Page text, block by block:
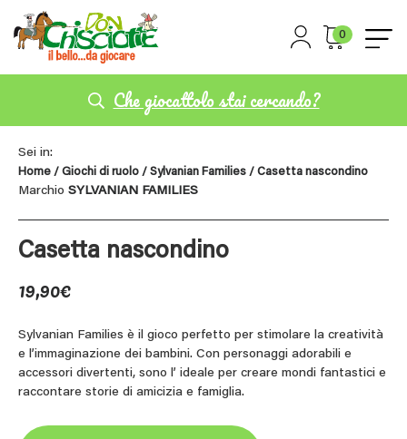
0
Che giocattolo stai cercando?
Sei in:
Home / Giochi di ruolo / Sylvanian Families / Casetta nascondino
Marchio SYLVANIAN FAMILIES
Casetta nascondino
19,90€
Sylvanian Families è il gioco perfetto per stimolare la creatività
e l’immaginazione dei bambini. Con personaggi adorabili e
accessori divertenti, sono l’ ideale per creare mondi fantastici e
raccontare storie di amicizia e famiglia.